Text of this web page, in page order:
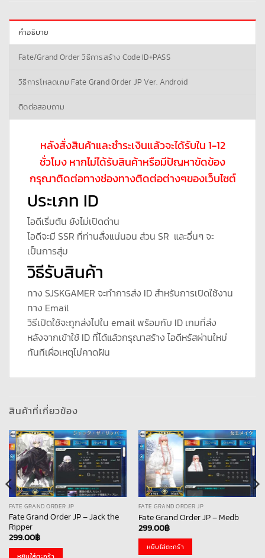
คำอธิบาย
Fate/Grand Order วิธีการสร้าง Code ID+PASS
วิธีการโหลดเกม Fate Grand Order JP Ver. Android
ติดต่อสอบถาม
หลังสั่งสินค้าและชำระเงินแล้วจะได้รับใน 1-12
ชั่วโมง หากไม่ได้รับสินค้าหรือมีปัญหาขัดข้อง
กรุณาติดต่อทางช่องทางติดต่อต่างๆของเว็บไซต์
ประเภท ID
ไอดีเริ่มต้น ยังไม่เปิดด่าน
ไอดีจะมี SSR ที่ท่านสั่งแน่นอน ส่วน SR และอื่นๆ จะ
เป็นการสุ่ม
วิธีรับสินค้า
ทาง SJSKGAMER จะทำการส่ง ID สำหรับการเปิดใช้งาน
ทาง Email
วิธีเปิดใช้จะถูกส่งไปใน email พร้อมกับ ID เกมที่ส่ง
หลังจากเข้าใช้ ID ที่ได้แล้วกรุณาสร้าง ไอดีหรัสผ่านใหม่
ทันทีเผื่อเหตุไม่คาดฝัน
สินค้าที่เกี่ยวข้อง
FATE GRAND ORDER JP
Fate Grand Order JP – Jack the
Ripper
299.00฿
FATE GRAND ORDER JP
Fate Grand Order JP – Medb
299.00฿
หยิบใส่ตะกร้า